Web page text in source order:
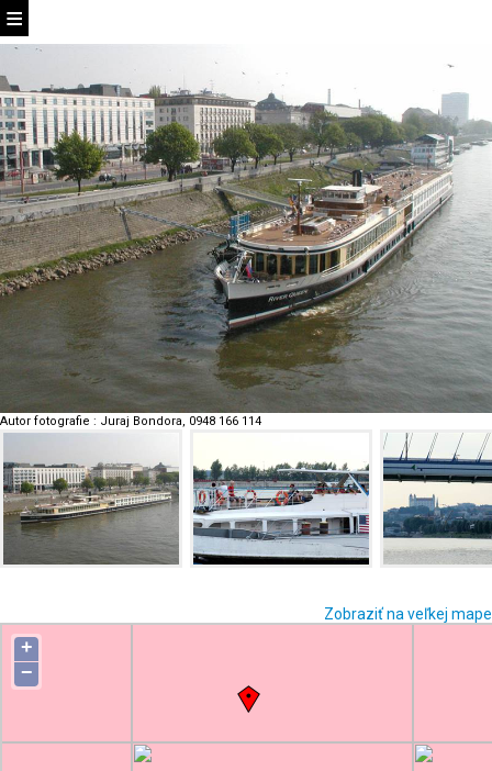
Autor fotografie : Juraj Bondora, 0948 166 114
Zobraziť na veľkej mape
+
−